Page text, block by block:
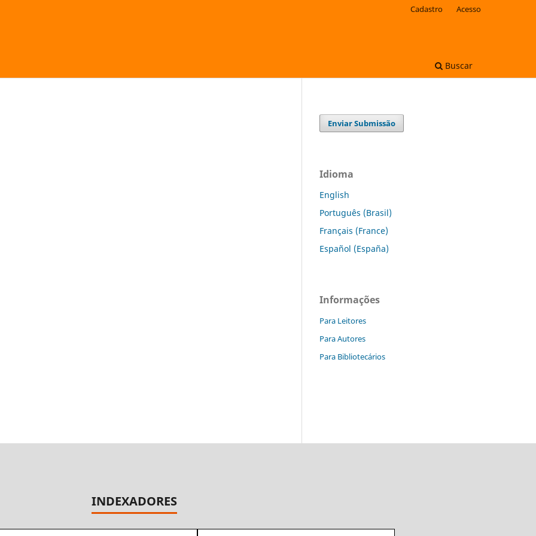
Buscar
Cadastro Acesso
Enviar Submissão
Idioma
English
Português (Brasil)
Français (France)
Español (España)
Informações
Para Leitores
Para Autores
Para Bibliotecários
INDEXADORES